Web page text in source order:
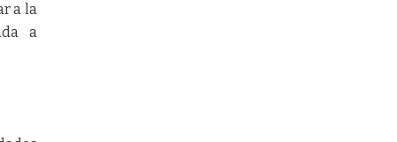
a la
a